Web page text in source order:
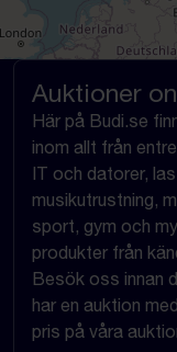
Auktioner
Här på Budi.se
inom allt från
IT och datorer,
musikutrustning,
sport, gym och
produkter från
Besök oss innan
har en auktion
pris på våra